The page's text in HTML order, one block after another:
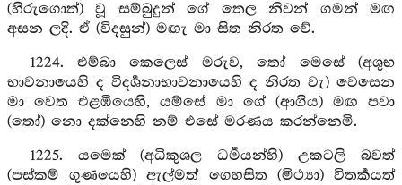
(හිරුගොත්) වූ සම්බුදුන් ගේ තෙල නිවන් ගමන් මඟ
අසන ලදි. ඒ (විදසුන්) මඟැ මා සිත නිරත වේ.
1224. එම්බා කෙලෙස් මරුව, තෝ මෙසේ (අශුභ
භාවනායෙහි ද විදර්‍ශනාභාවනායෙහි ද නිරත වැ) වෙසෙන
මා වෙත එළඹියෙහි, යම්සේ මා ගේ (ආගිය) මඟ පවා
(තෝ) නො දක්නෙහි නම් එසේ මරණය කරන්නෙමි.
1225. යමෙක් (අධිකුශල ධර්‍මයන්හි) උකටලි බවත්
(පස්කම් ගුණයෙහි) ඇල්මත් ගෙහසිත (මිථ්‍යා) විතර්‍කයත්